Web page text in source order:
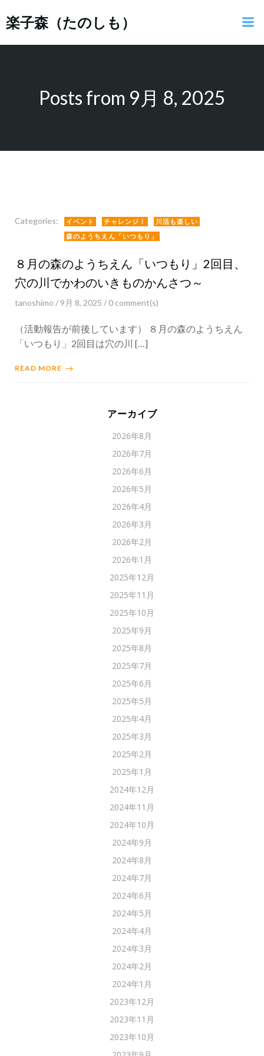
ン
ス
キ
楽子森（たのしも）
Posts from 9月 8, 2025
Categories: イベント チャレンジ！
川活も楽しい
森のようちえん「いつもり」
８月の森のようちえん「いつもり」2回目、
穴の川でかわのいきものかんさつ～
tanoshimo / 9月 8, 2025 / 0 comment(s)
（活動報告が前後しています） ８月の森のようちえん
「いつもり」2回目は穴の川 […]
READ MORE
アーカイブ
2026年8月
2026年7月
2026年6月
2026年5月
2026年4月
2026年3月
2026年2月
2026年1月
2025年12月
2025年11月
2025年10月
2025年9月
2025年8月
2025年7月
2025年6月
2025年5月
2025年4月
2025年3月
2025年2月
2025年1月
2024年12月
2024年11月
2024年10月
2024年9月
2024年8月
2024年7月
2024年6月
2024年5月
2024年4月
2024年3月
2024年2月
2024年1月
2023年12月
2023年11月
2023年10月